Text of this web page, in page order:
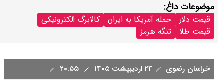
موضوعات داغ:
قیمت دلار حمله آمریکا به ایران
کالابرگ الکترونیکی
قیمت طلا
تنگه هرمز
خراسان رضوی ۲۴ اردیبهشت ۱۴۰۵